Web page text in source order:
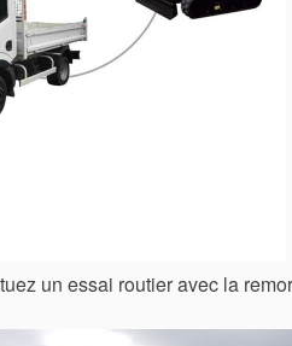
un essai routier avec la